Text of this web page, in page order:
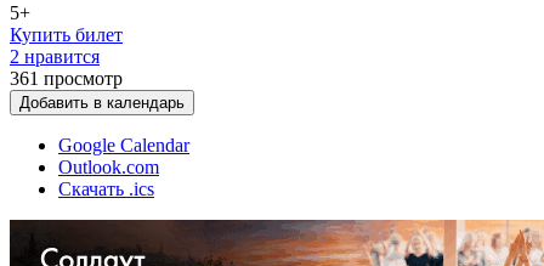
5+
Купить билет
2 нравится
361 просмотр
Добавить в календарь
Google Calendar
Outlook.com
Скачать .ics